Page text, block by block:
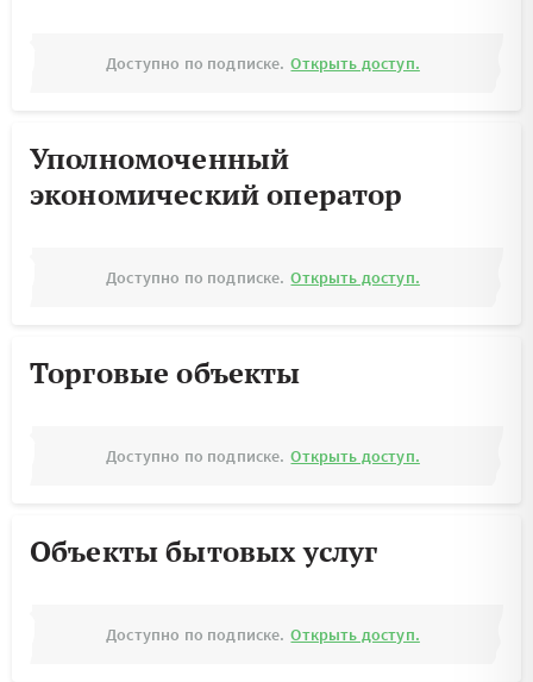
Доступно по подписке. Открыть доступ.
Уполномоченный
экономический оператор
Доступно по подписке. Открыть доступ.
Торговые объекты
Доступно по подписке. Открыть доступ.
Объекты бытовых услуг
Доступно по подписке. Открыть доступ.